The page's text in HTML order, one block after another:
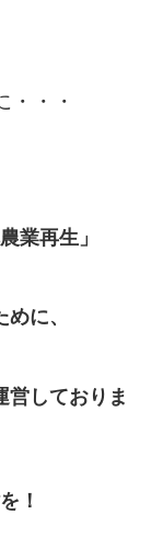
・・・
業再生」
に、
しておりま
！